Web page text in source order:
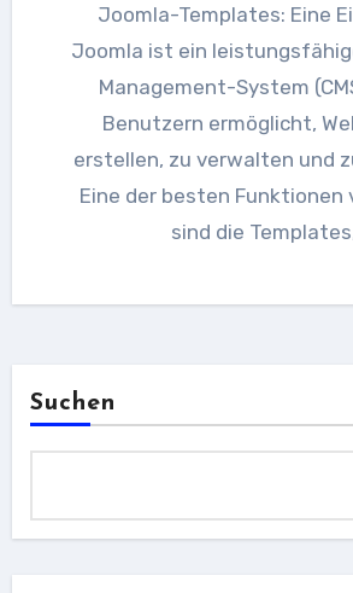
Joomla-Templates: Eine Einführung
Joomla ist ein
Management-System
Benutzern ermöglicht,
erstellen, zu verwalten und
Eine der besten Funktionen
sind die
Suchen